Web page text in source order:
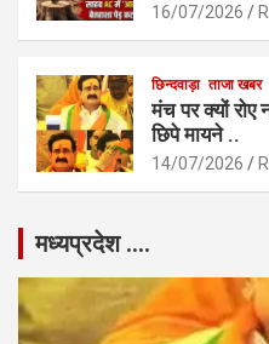
16/07/2026
छिन्दवाड़ा ताजा खबर
मंच पर क्यों
छिपे मायने ..
14/07/2026
मध्यप्रदेश ….